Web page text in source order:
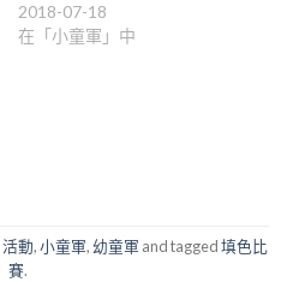
2018-07-18
在「小童軍」中
活動,小童軍,幼童軍 and tagged填色比
賽.